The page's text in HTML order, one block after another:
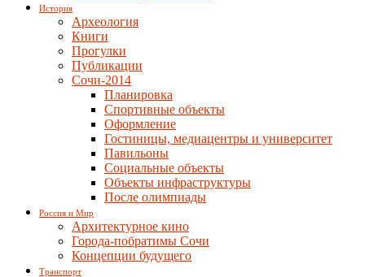
История
Археология
Книги
Прогулки
Публикации
Сочи-2014
Планировка
Спортивные объекты
Оформление
Гостиницы, медиацентры и университет
Павильоны
Социальные объекты
Объекты инфраструктуры
После олимпиады
Россия и Мир
Архитектурное кино
Города-побратимы Сочи
Концепции будущего
Транспорт